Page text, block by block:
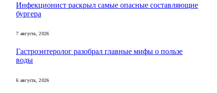
Инфекционист раскрыл самые опасные составляющие
бургера
7 августа, 2026
Гастроэнтеролог разобрал главные мифы о пользе
воды
6 августа, 2026